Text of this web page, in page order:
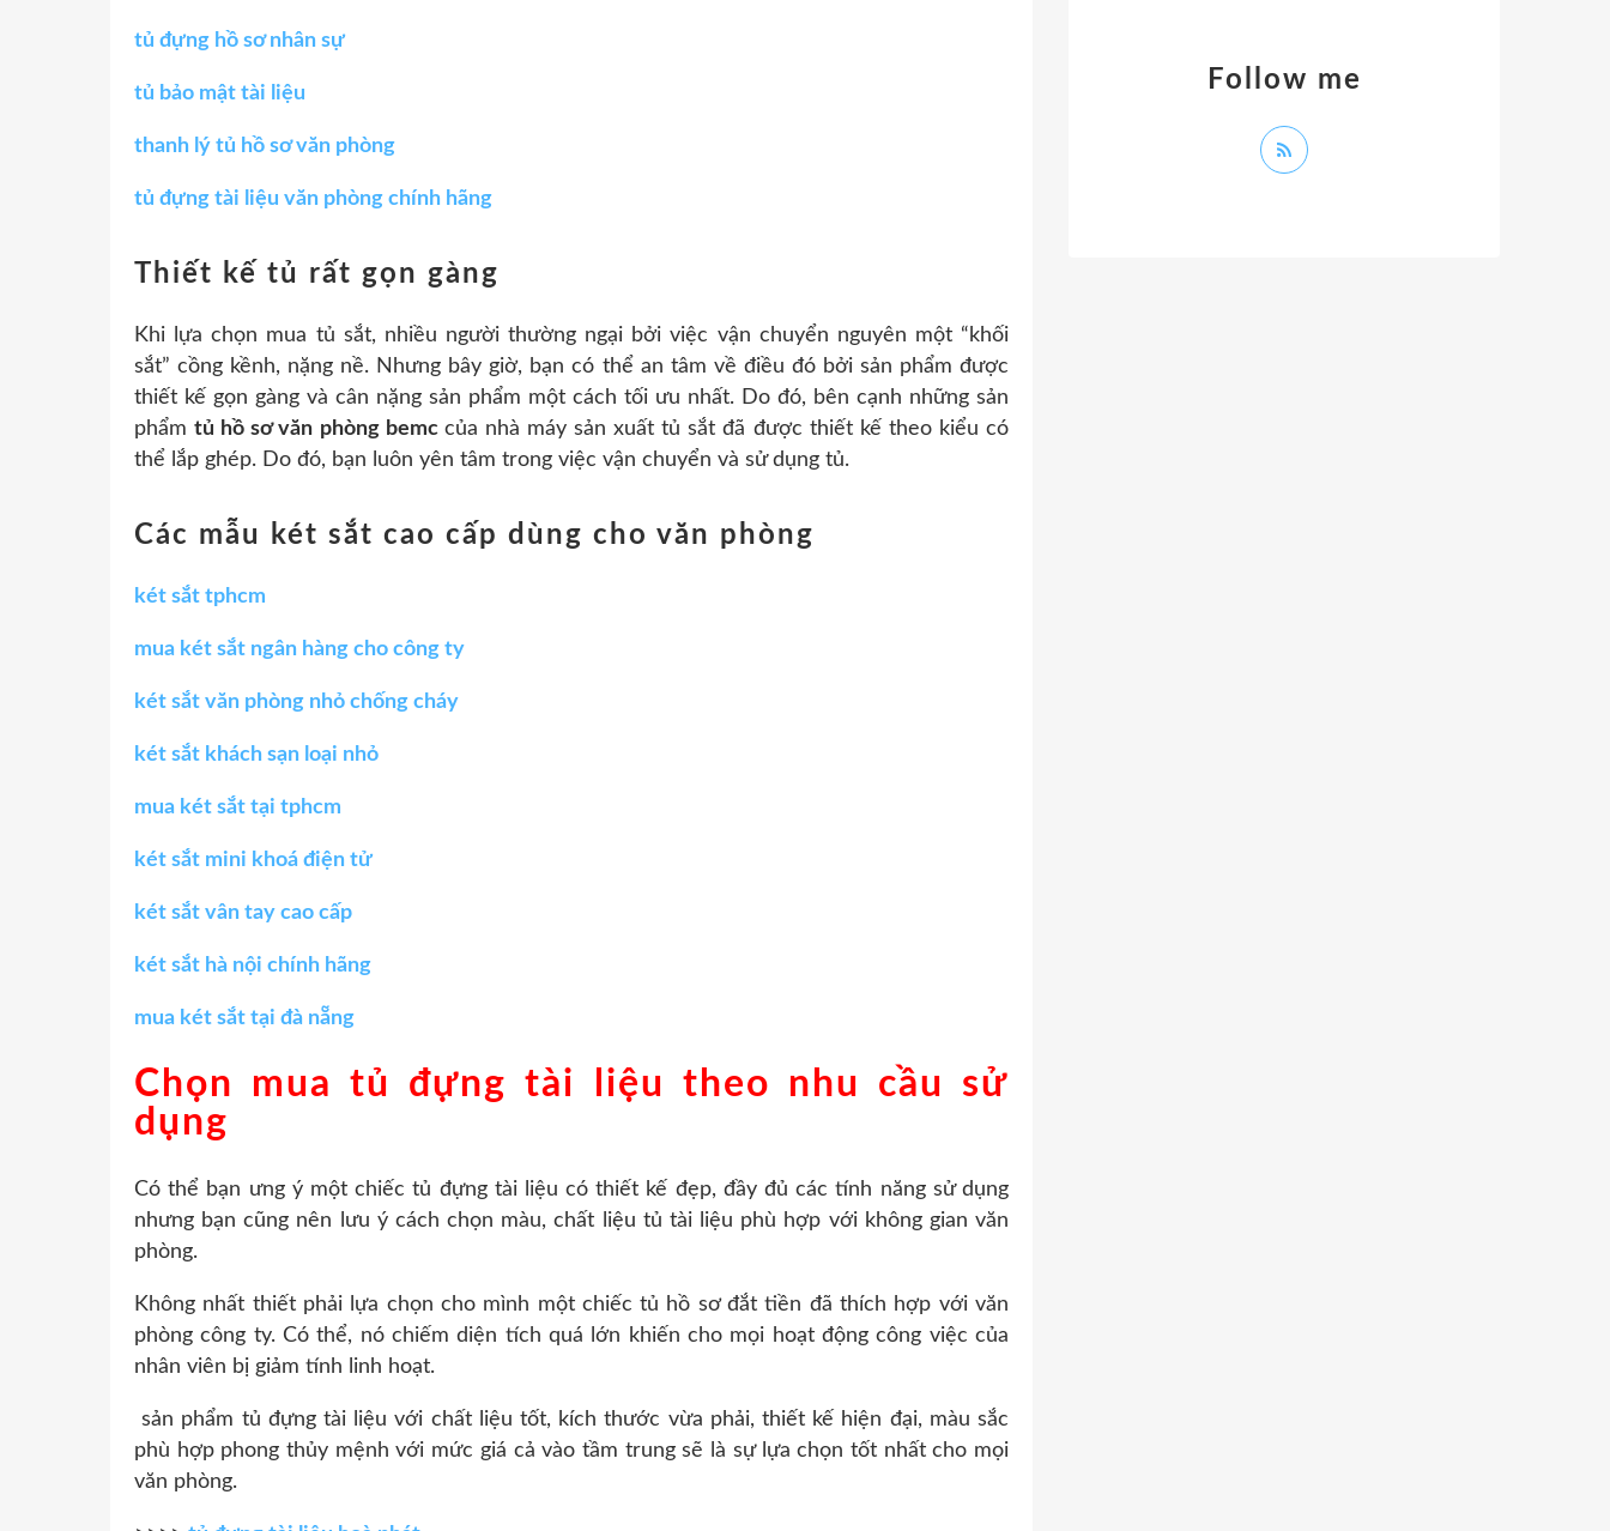
tủ đựng hồ sơ nhân sự
tủ bảo mật tài liệu
thanh lý tủ hồ sơ văn phòng
tủ đựng tài liệu văn phòng chính hãng
Thiết kế tủ rất gọn gàng
Khi lựa chọn mua tủ sắt, nhiều người thường ngại bởi việc vận chuyển nguyên một “khối
sắt” cồng kềnh, nặng nề. Nhưng bây giờ, bạn có thể an tâm về điều đó bởi sản phẩm được
thiết kế gọn gàng và cân nặng sản phẩm một cách tối ưu nhất. Do đó, bên cạnh những sản
phẩmtủ hồ sơ văn phòng bemc của nhà máy sản xuất tủ sắt đã được thiết kế theo kiểu có
thể lắp ghép. Do đó, bạn luôn yên tâm trong việc vận chuyển và sử dụng tủ.
Các mẫu két sắt cao cấp dùng cho văn phòng
két sắt tphcm
mua két sắt ngân hàng cho công ty
két sắt văn phòng nhỏ chống cháy
két sắt khách sạn loại nhỏ
mua két sắt tại tphcm
két sắt mini khoá điện tử
két sắt vân tay cao cấp
két sắt hà nội chính hãng
mua két sắt tại đà nẵng
Chọn mua tủ đựng tài liệu theo nhu cầu sử
dụng
Có thể bạn ưng ý một chiếc tủ đựng tài liệu có thiết kế đẹp, đầy đủ các tính năng sử dụng
nhưng bạn cũng nên lưu ý cách chọn màu, chất liệu tủ tài liệu phù hợp với không gian văn
phòng.
Không nhất thiết phải lựa chọn cho mình một chiếc tủ hồ sơ đắt tiền đã thích hợp với văn
phòng công ty. Có thể, nó chiếm diện tích quá lớn khiến cho mọi hoạt động công việc của
nhân viên bị giảm tính linh hoạt.
sản phẩm tủ đựng tài liệu với chất liệu tốt, kích thước vừa phải, thiết kế hiện đại, màu sắc
phù hợp phong thủy mệnh với mức giá cả vào tầm trung sẽ là sự lựa chọn tốt nhất cho mọi
văn phòng.
Follow me